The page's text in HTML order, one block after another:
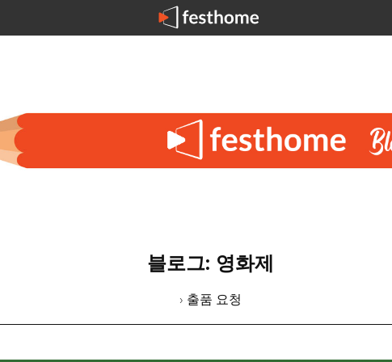
블로그: 영화제
› 출품 요청